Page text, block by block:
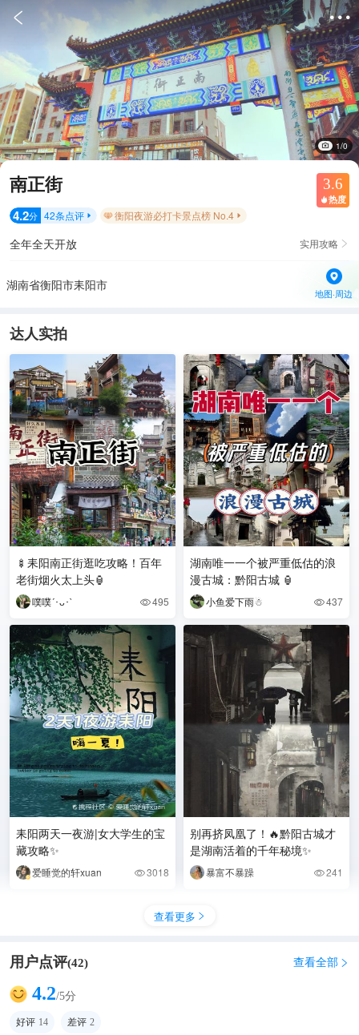
 
1/0
南正街 3.6
 热度
4.2分 42条点评  衡阳夜游必打卡景点榜 No.4 
全年全天开放 实用攻略 
湖南省衡阳市耒阳市
地图·周边
达人实拍
🍢耒阳南正街逛吃攻略！百年
老街烟火太上头🏮
噗噗´･ᴗ･` 495
耒阳两天一夜游|女大学生的宝
藏攻略✨
爱睡觉的轩xuan 3018
来耒阳朋友们，一定要去南正
街打卡，南正街是耒阳历史最
湖南唯一一个被严重低估的浪
漫古城：黔阳古城 🏮
小鱼爱下雨☃ 437
别再挤凤凰了！🔥黔阳古城才
是湖南活着的千年秘境✨
暴富不暴躁 241
查看更多 
用户点评(42) 查看全部 
4.2/5分
好评 14 差评 2